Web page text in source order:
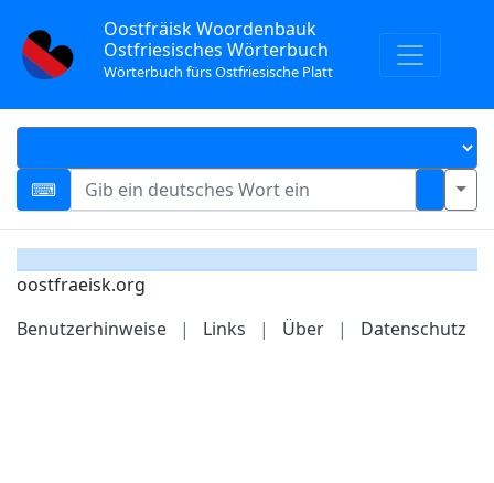
Oostfräisk Woordenbauk
Ostfriesisches Wörterbuch
Wörterbuch fürs Ostfriesische Platt
oostfraeisk.org
Benutzerhinweise
| Links | Über | Datenschutz